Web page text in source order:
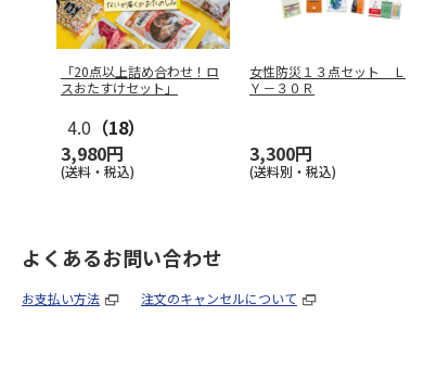
「20点以上詰め合わせ！ロ
スおたすけセット」
4.0 （18）
3,980円
(送料・税込)
女性防災１３点セット Ｌ
Ｙ－３０Ｒ
3,300円
(送料別・税込)
よくあるお問い合わせ
お支払い方法 注文のキャンセルについて